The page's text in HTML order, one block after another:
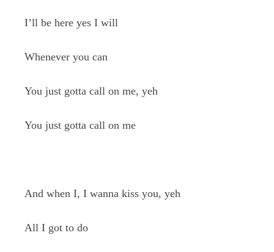
I’ll be here yes I will
Whenever you can
You just gotta call on me, yeh
You just gotta call on me
And when I, I wanna kiss you, yeh
All I got to do